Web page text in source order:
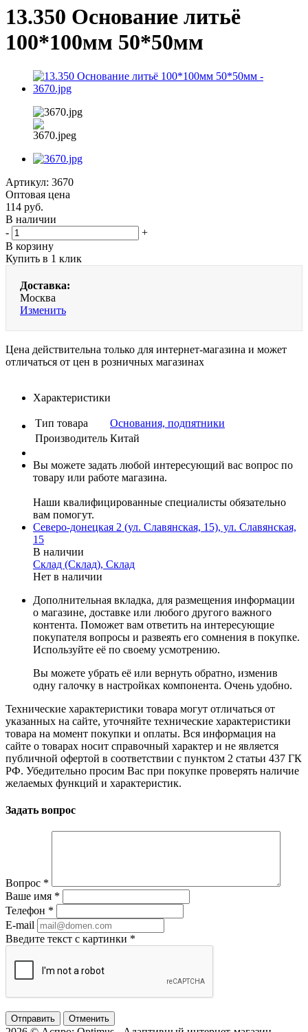
13.350 Основание литьё
100*100мм 50*50мм
Артикул: 3670
Оптовая цена
114 руб.
В наличии
-
+
В корзину
Купить в 1 клик
Доставка:
Москва
Изменить
Цена действительна только для интернет-магазина и может
отличаться от цен в розничных магазинах
Характеристики
Тип товара
Основания, подпятники
Производитель Китай
Вы можете задать любой интересующий вас вопрос по
товару или работе магазина.
Наши квалифицированные специалисты обязательно
вам помогут.
Северо-донецкая 2 (ул. Славянская, 15), ул. Славянская,
15
В наличии
Склад (Склад), Склад
Нет в наличии
Дополнительная вкладка, для размещения информации
о магазине, доставке или любого другого важного
контента. Поможет вам ответить на интересующие
покупателя вопросы и развеять его сомнения в покупке.
Используйте её по своему усмотрению.
Вы можете убрать её или вернуть обратно, изменив
одну галочку в настройках компонента. Очень удобно.
Технические характеристики товара могут отличаться от
указанных на сайте, уточняйте технические характеристики
товара на момент покупки и оплаты. Вся информация на
сайте о товарах носит справочный характер и не является
публичной офертой в соответствии с пунктом 2 статьи 437 ГК
РФ. Убедительно просим Вас при покупке проверять наличие
желаемых функций и характеристик.
Задать вопрос
Вопрос *
Ваше имя *
Телефон *
E-mail
Введите текст с картинки *
Отменить